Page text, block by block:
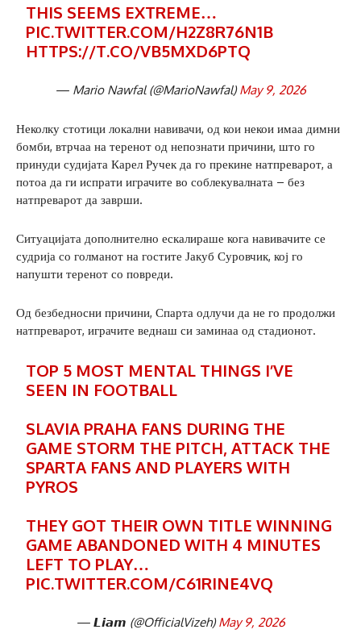
THIS SEEMS EXTREME…
PIC.TWITTER.COM/H2Z8R76N1B
HTTPS://T.CO/VB5MXD6PTQ
— Mario Nawfal (@MarioNawfal)May 9, 2026
Неколку стотици локални навивачи, од кои некои имаа димни
бомби, втрчаа на теренот од непознати причини, што го
принуди судијата Карел Ручек да го прекине натпреварот, а
потоа да ги испрати играчите во соблекувалната – без
натпреварот да заврши.
Ситуацијата дополнително ескалираше кога навивачите се
судрија со голманот на гостите Јакуб Суровчик, кој го
напушти теренот со повреди.
Од безбедносни причини, Спарта одлучи да не го продолжи
натпреварот, играчите веднаш си заминаа од стадионот.
TOP 5 MOST MENTAL THINGS I’VE
SEEN IN FOOTBALL
SLAVIA PRAHA FANS DURING THE
GAME STORM THE PITCH, ATTACK THE
SPARTA FANS AND PLAYERS WITH
PYROS
THEY GOT THEIR OWN TITLE WINNING
GAME ABANDONED WITH 4 MINUTES
LEFT TO PLAY…
PIC.TWITTER.COM/C61RINE4VQ
— 𝙇𝙞𝙖𝙢 (@OfficialVizeh)May 9, 2026